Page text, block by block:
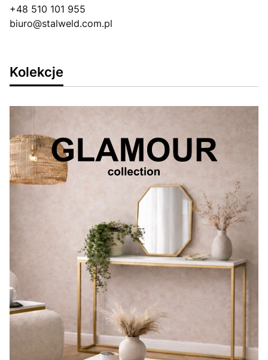
+48 510 101 955
biuro@stalweld.com.pl
Kolekcje